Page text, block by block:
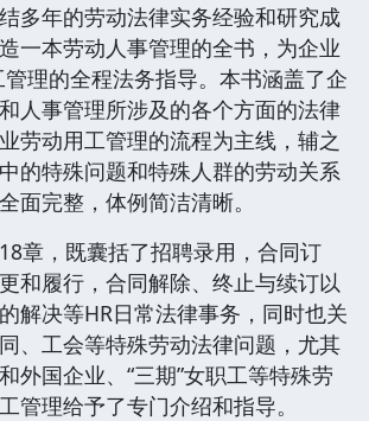
年的劳动法律实务经验和研究成
一本劳动人事管理的全书，为企业
管理的全程法务指导。本书涵盖了企
人事管理所涉及的各个方面的法律
劳动用工管理的流程为主线，辅之
的特殊问题和特殊人群的劳动关系
面完整，体例简洁清晰。
，既囊括了招聘录用，合同订
和履行，合同解除、终止与续订以
解决等HR日常法律事务，同时也关
、工会等特殊劳动法律问题，尤其
外国企业、“三期”女职工等特殊劳
管理给予了专门介绍和指导。